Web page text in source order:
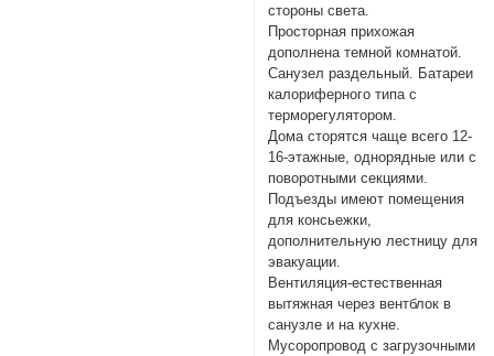
стороны света.
Просторная прихожая
дополнена темной комнатой.
Санузел раздельный. Батареи
калориферного типа с
терморегулятором.
Дома сторятся чаще всего 12-
16-этажные, однорядные или с
поворотными секциями.
Подъезды имеют помещения
для консьежки,
дополнительную лестницу для
эвакуации.
Вентиляция-естественная
вытяжная через вентблок в
санузле и на кухне.
Мусоропровод с загрузочными